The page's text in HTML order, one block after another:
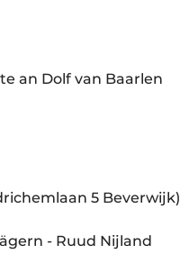
an Dolf van Baarlen
5 Beverwijk)
- Ruud Nijland